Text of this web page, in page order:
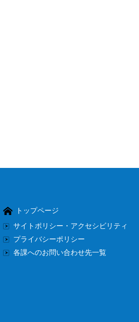
トップページ
サイトポリシー・アクセシビリティ
プライバシーポリシー
各課へのお問い合わせ先一覧